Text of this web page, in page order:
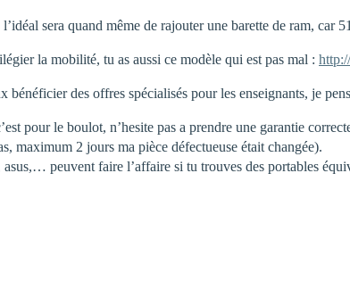
sera quand même de rajouter une barette de ram, car
la mobilité, tu as aussi ce modèle qui est pas mal :
bénéficier des offres spécialisés pour les enseignants, je
pour le boulot, n’hesite pas a prendre une garantie
maximum 2 jours ma pièce défectueuse était changée).
peuvent faire l’affaire si tu trouves des portables